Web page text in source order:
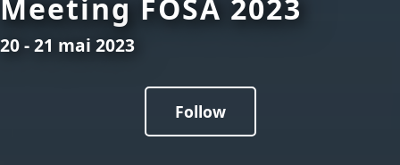
Meeting FOSA 2023
20 - 21 mai 2023
Follow